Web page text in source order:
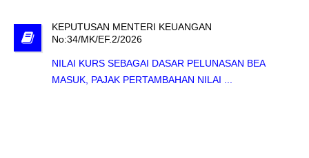
KEPUTUSAN MENTERI KEUANGAN
No:34/MK/EF.2/2026
NILAI KURS SEBAGAI DASAR PELUNASAN BEA
MASUK, PAJAK PERTAMBAHAN NILAI ...